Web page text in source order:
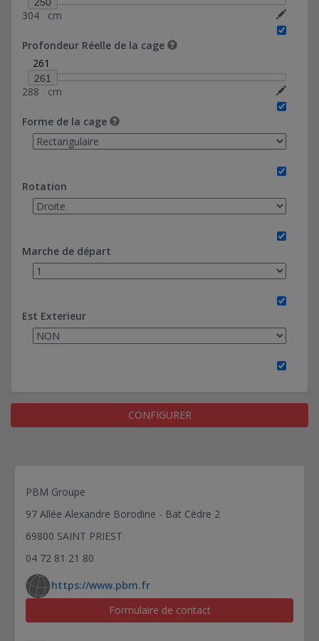
20*130-Ref 0374037
20*183,46-Ref 0374036
60*97,20-Ref 0374039
304 cm
Profondeur Réelle de la cage
261
261
288 cm
Forme de la cage
Rotation
Marche de départ
Est Exterieur
CONFIGURER
PBM Groupe
97 Allée Alexandre Borodine - Bat Cèdre 2
69800 SAINT PRIEST
04 72 81 21 80
https://www.pbm.fr
Formulaire de contact